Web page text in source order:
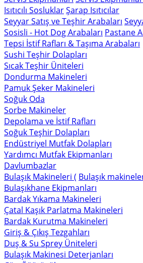
Isıtıcılı SosluklarŞarap Isıtıcılar
Seyyar Satış ve Teşhir Arabaları
Sosisli - Hot Dog Arabaları Pastane
Tepsi İstif Rafları & Taşıma Arabaları
Sushi Teşhir Dolapları
Sıcak Teşhir Üniteleri
Dondurma Makineleri
Pamuk Şeker Makineleri
Soğuk Oda
Sorbe Makineler
Depolama ve İstif Rafları
Soğuk Teşhir Dolapları
Endüstriyel Mutfak Dolapları
Yardımcı Mutfak Ekipmanları
Davlumbazlar
Bulaşık Makineleri ( Bulaşık
Bulaşıkhane Ekipmanları
Bardak Yıkama Makineleri
Çatal Kaşık Parlatma Makineleri
Bardak Kurutma Makineleri
Giriş & Çıkış Tezgahları
Duş & Su Sprey Üniteleri
Bulaşık Makinesi Deterjanları